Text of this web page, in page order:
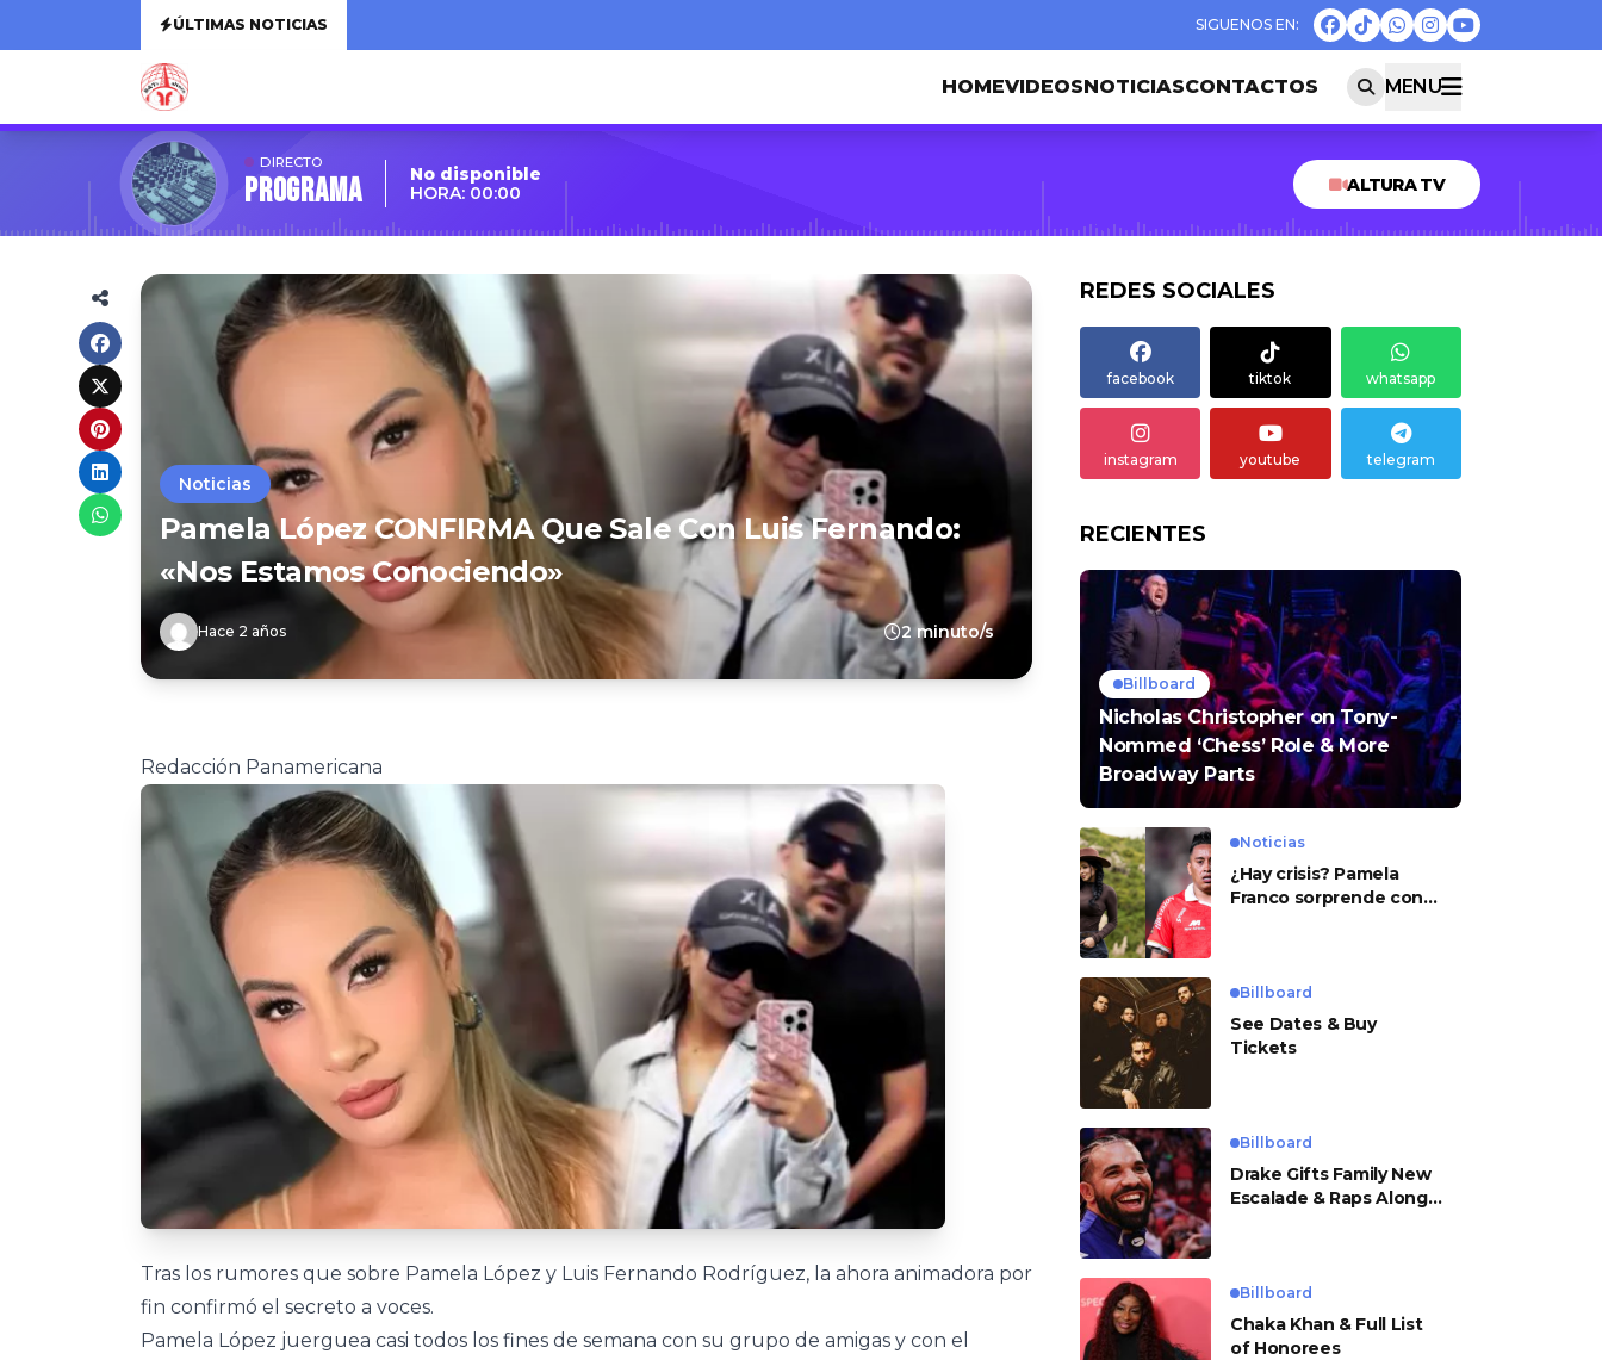
ÚLTIMAS NOTICIAS
HOMEVIDEOSNOTICIASCONTACTOS MENU
DIRECTO
Programa
No disponible
HORA: 00:00
ALTURA TV
Noticias
Pamela López CONFIRMA Que Sale Con Luis Fernando:
«Nos Estamos Conociendo»
Hace 2 años 2 minuto/s
Redacción Panamericana
Tras los rumores que sobre Pamela López y Luis Fernando Rodríguez, la ahora animadora por
fin confirmó el secreto a voces.
Pamela López juerguea casi todos los fines de semana con su grupo de amigas y con el
REDES SOCIALES
facebook tiktok whatsapp
instagram youtube telegram
RECIENTES
Billboard
Nicholas Christopher on Tony-
Nommed ‘Chess’ Role & More
Broadway Parts
Noticias
¿Hay crisis? Pamela
Franco sorprende con
Billboard
See Dates & Buy
Tickets
Billboard
Drake Gifts Family New
Escalade & Raps Along
Billboard
Chaka Khan & Full List
of Honorees